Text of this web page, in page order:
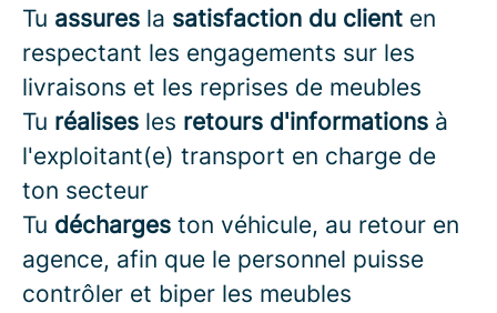
Tu assures la satisfaction du client en
respectant les engagements sur les
livraisons et les reprises de meubles
Tu réalises les retours d'informations à
l'exploitant(e) transport en charge de
ton secteur
Tu décharges ton véhicule, au retour en
agence, afin que le personnel puisse
contrôler et biper les meubles